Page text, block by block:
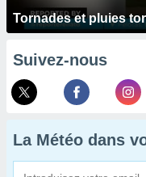
Tornades et pluies
Suivez-nous
La Météo dans